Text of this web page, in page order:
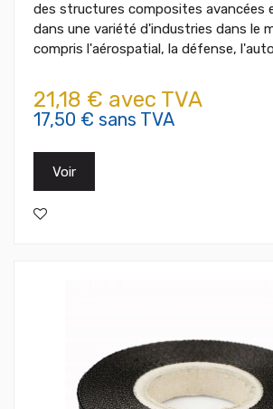
des structures composites avancées
dans une variété d'industries dans le
compris l'aérospatial, la défense,
21,18 € avec TVA
17,50 € sans TVA
Voir